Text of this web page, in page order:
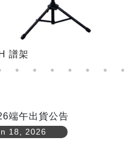
譜架
端午出貨公告
18, 2026